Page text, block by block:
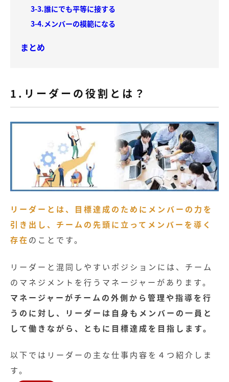
3-3.誰にでも平等に接する
3-4.メンバーの模範になる
まとめ
1.リーダーの役割とは？
リーダーとは、目標達成のためにメンバーの力を
引き出し、チームの先頭に立ってメンバーを導く
存在のことです。
リーダーと混同しやすいポジションには、チーム
のマネジメントを行うマネージャーがあります。
マネージャーがチームの外側から管理や指導を行
うのに対し、リーダーは自身もメンバーの一員と
して働きながら、ともに目標達成を目指します。
以下ではリーダーの主な仕事内容を４つ紹介しま
す。